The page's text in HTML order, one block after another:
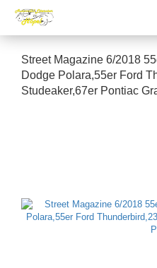
Street Magazine 6/2018
Dodge Polara,55er Ford
Studeaker,67er Pontiac